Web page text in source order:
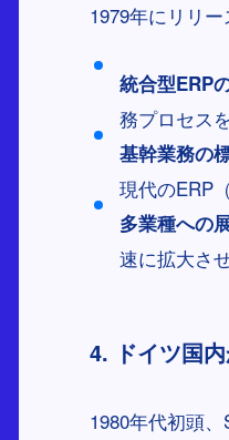
1979年にリリ
統合型ERP
務プロセス
基幹業務の
現代のERP
多業種への
速に拡大さ
4. ドイツ国
1980年代初頭